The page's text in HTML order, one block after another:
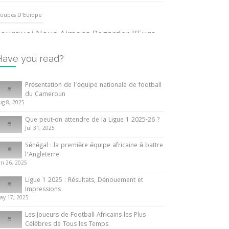
D'Europe
Nous Aimons Regarder l’Euro
June 2024
Internationales
ce que vous devez savoir sur la
d’Afrique des Nations
10 May 2024
Internationales
de l’équipe nationale de
football du Cameroun
2025
you read?
Présentation de l’équipe nationale de football
du Cameroun
8, 2025
Que peut-on attendre de la Ligue 1 2025-26 ?
Jul 31, 2025
Sénégal : la première équipe africaine à battre
l’Angleterre
26, 2025
Ligue 1 2025 : Résultats, Dénouement et
Impressions
17, 2025
Les Joueurs de Football Africains les Plus
Célèbres de Tous les Temps